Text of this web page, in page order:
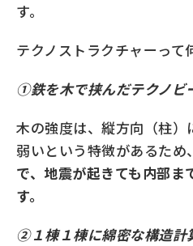
す。
テクノストラクチャーって
①鉄を木で挟んだテクノビ
木の強度は、縦方向（柱
弱いという特徴があるため、
で、地震が起きても内部ま
す。
②１棟１棟に綿密な構造計